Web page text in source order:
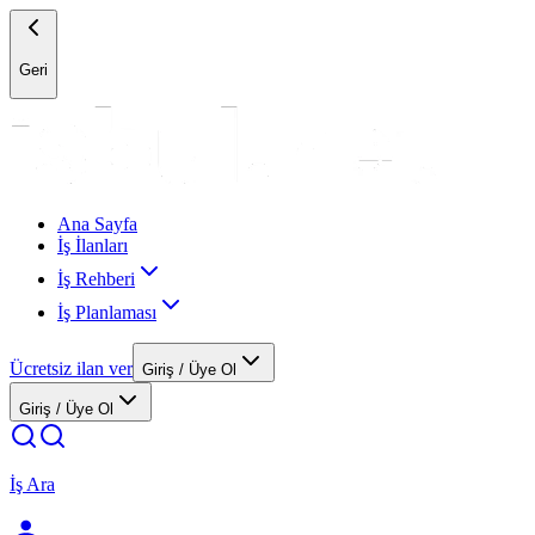
Geri
Ana Sayfa
İş İlanları
İş Rehberi
İş Planlaması
Ücretsiz ilan ver Giriş / Üye Ol
Giriş / Üye Ol
İş Ara